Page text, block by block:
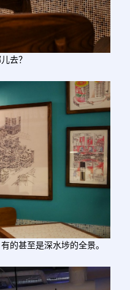
去？
的甚至是深水埗的全景。